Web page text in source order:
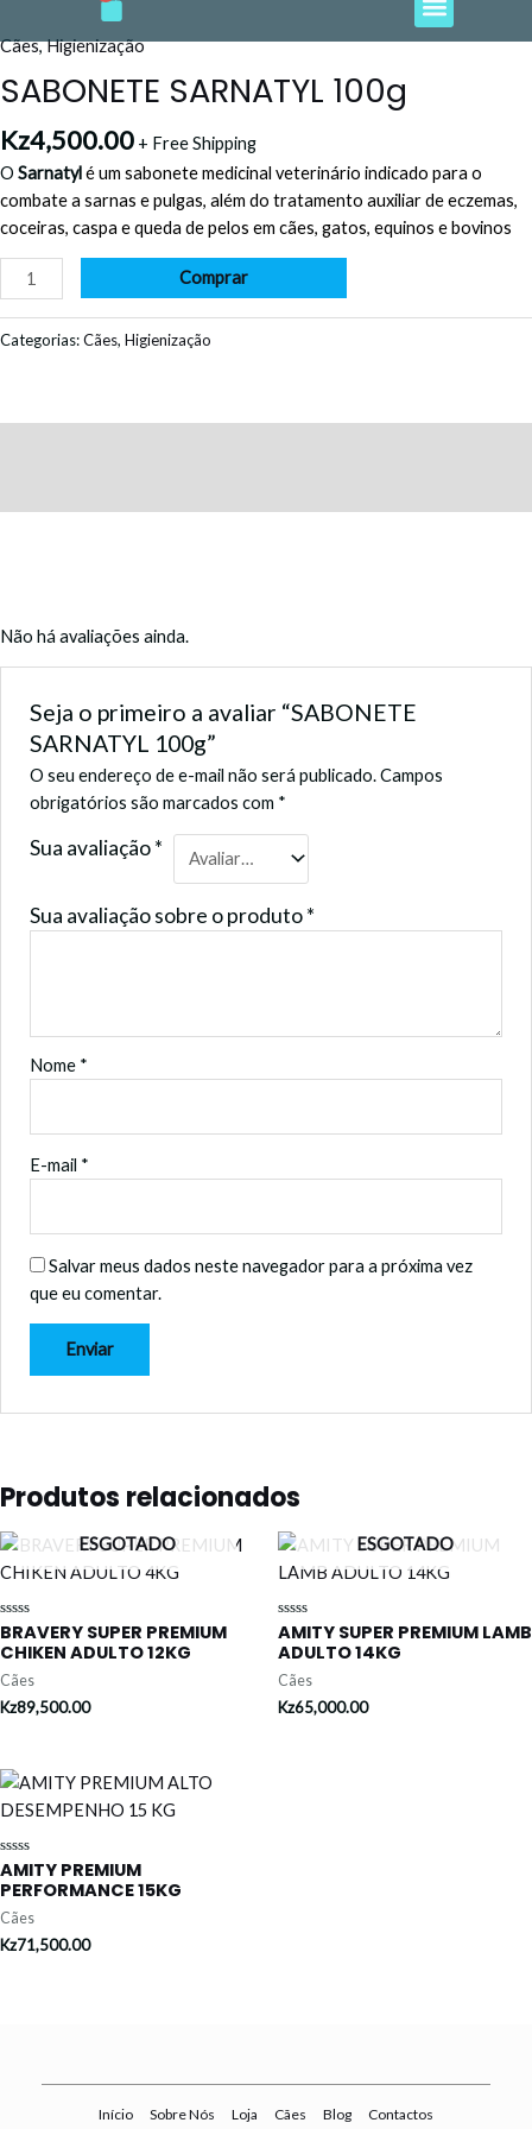
para
conteúdo
o
g
m
k
b
a
Cães,Higienização
SABONETE SARNATYL 100g
Kz4,500.00 + Free Shipping
O Sarnatylé um sabonete medicinal veterinário indicado para o
combate a sarnas e pulgas, além do tratamento auxiliar de eczemas,
coceiras, caspa e queda de pelos em cães, gatos, equinos e bovinos
100g
Comprar
Categorias:Cães, Higienização
Não há avaliações ainda.
Seja o primeiro a avaliar “SABONETE
SARNATYL 100g”
O seu endereço de e-mail não será publicado.Campos
obrigatórios são marcados com *
Sua avaliação*
Sua avaliação sobre o produto*
Nome *
E-mail *
Salvar meus dados neste navegador para a próxima vez
que eu comentar.
Produtos relacionados
ESGOTADO
Avaliação
0
de
5
BRAVERY SUPER PREMIUM
CHIKEN ADULTO 12KG
Cães
Kz89,500.00
ESGOTADO
Avaliação
0
de
5
AMITY SUPER PREMIUM LAMB
ADULTO 14KG
Cães
Kz65,000.00
Avaliação
0
de
5
AMITY PREMIUM
PERFORMANCE 15KG
Cães
Kz71,500.00
Início Sobre Nós Loja Cães Blog Contactos